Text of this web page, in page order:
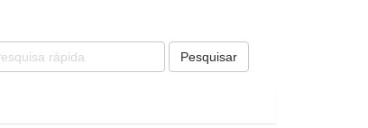
Pesquisar